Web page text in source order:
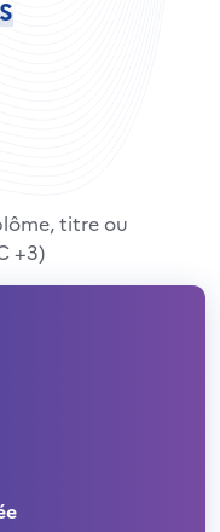
titre ou
+3)